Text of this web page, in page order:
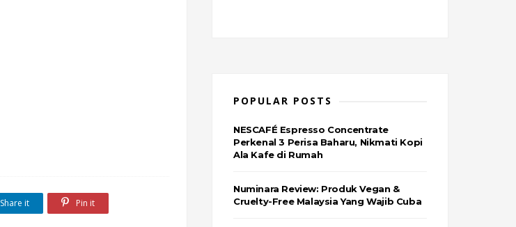
Share it Pin it
POPULAR POSTS
NESCAFÉ Espresso Concentrate
Perkenal 3 Perisa Baharu, Nikmati Kopi
Ala Kafe di Rumah
Numinara Review: Produk Vegan &
Cruelty-Free Malaysia Yang Wajib Cuba